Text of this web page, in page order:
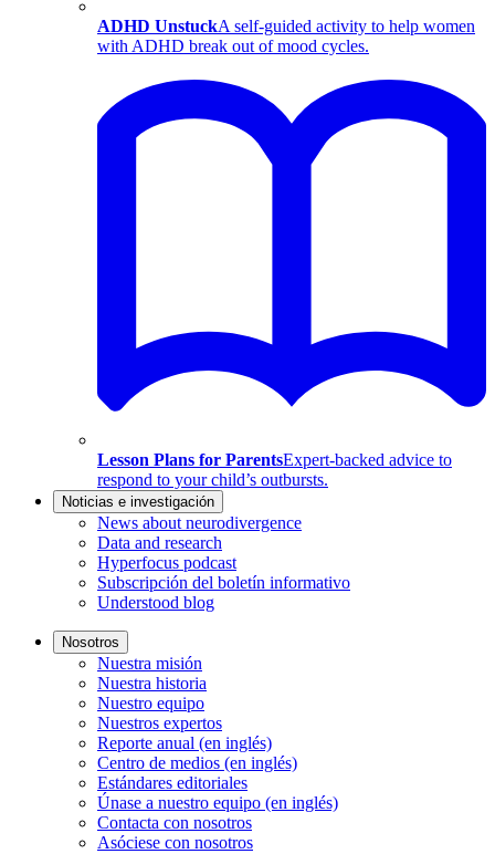
ADHD UnstuckA self-guided activity to help women
with ADHD break out of mood cycles.
Lesson Plans for ParentsExpert-backed advice to
respond to your child’s outbursts.
Noticias e investigación
News about neurodivergence
Data and research
Hyperfocus podcast
Subscripción del boletín informativo
Understood blog
Nosotros
Nuestra misión
Nuestra historia
Nuestro equipo
Nuestros expertos
Reporte anual (en inglés)
Centro de medios (en inglés)
Estándares editoriales
Únase a nuestro equipo (en inglés)
Contacta con nosotros
Asóciese con nosotros